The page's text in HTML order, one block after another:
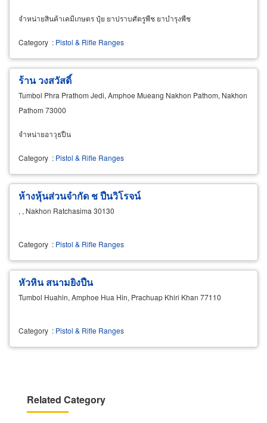
จำหน่ายสินค้าเคมีเกษตร ปุ๋ย ยาปราบศัตรูพืช ยาบำรุงพืช
Category : Pistol & Rifle Ranges
ร้าน วงสวัสดิ์
Tumbol Phra Prathom Jedi, Amphoe Mueang Nakhon Pathom, Nakhon
Pathom 73000
จำหน่ายอาวุธปืน
Category : Pistol & Rifle Ranges
ห้างหุ้นส่วนจำกัด ช ปืนวิโรจน์
, , Nakhon Ratchasima 30130
Category : Pistol & Rifle Ranges
หัวหิน สนามยิงปืน
Tumbol Huahin, Amphoe Hua Hin, Prachuap Khiri Khan 77110
Category : Pistol & Rifle Ranges
Related Category